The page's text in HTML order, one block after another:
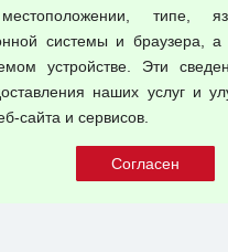
"Феникс"
оферта
типе,
системы и браузера,
устройстве. Эти
наших услуг и
сайта и сервисов.